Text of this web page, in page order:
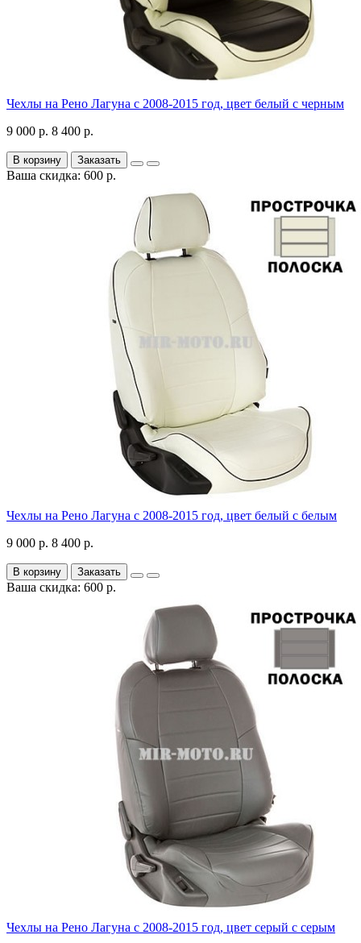
Чехлы на Рено Лагуна с 2008-2015 год, цвет белый с черным
9 000 р. 8 400 р.
В корзину Заказать
Ваша скидка: 600 р.
Чехлы на Рено Лагуна с 2008-2015 год, цвет белый с белым
9 000 р. 8 400 р.
В корзину Заказать
Ваша скидка: 600 р.
Чехлы на Рено Лагуна с 2008-2015 год, цвет серый с серым